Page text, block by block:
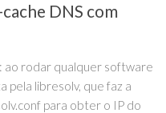
DNS com
ao rodar qualquer software
pela libresolv, que faz a
para obter o IP do